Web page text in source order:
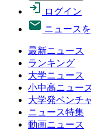
ログイン
ニュース
最新ニュース
ランキング
大学ニュース
小中高ニュー
大学発ベンチ
ニュース特集
動画ニュース